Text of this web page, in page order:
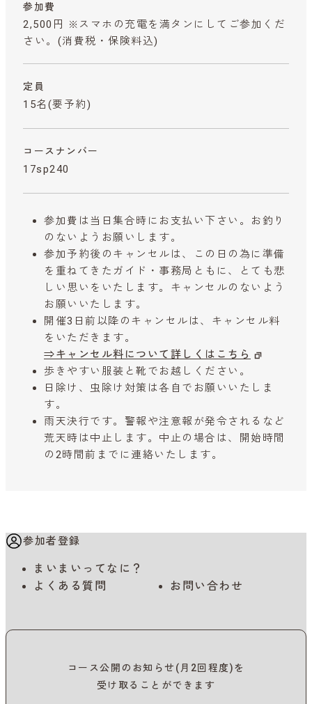
参加費
2,500円 ※スマホの充電を満タンにしてご参加くだ
さい。 (消費税・保険料込)
定員
15名(要予約)
コースナンバー
17sp240
参加費は当日集合時にお支払い下さい。お釣り
のないようお願いします。
参加予約後のキャンセルは、この日の為に準備
を重ねてきたガイド・事務局ともに、とても悲
しい思いをいたします。キャンセルのないよう
お願いいたします。
開催3日前以降のキャンセルは、キャンセル料
をいただきます。
⇒キャンセル料について詳しくはこちら
歩きやすい服装と靴でお越しください。
日除け、虫除け対策は各自でお願いいたしま
す。
雨天決行です。警報や注意報が発令されるなど
荒天時は中止します。中止の場合は、開始時間
の2時間前までに連絡いたします。
参加者登録
まいまいってなに？
よくある質問
お問い合わせ
コース公開のお知らせ(月2回程度)を
受け取ることができます